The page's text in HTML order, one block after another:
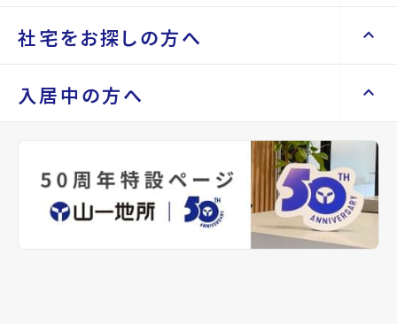
space_dashboard
土地を探す
エリアから探す
train
路線から探す
事業用・投資用を探す keyboard_arrow_right
不動産を貸すまでの流れ
空き家サポートサービス
不動産を売却したい keyboard_arrow_right
相続相談をしたい keyboard_arrow_right
不動産に投資したい keyboard_arrow_right
Renotta（リノッタ） keyboard_arrow_right
会社案内 keyboard_arrow_right
会社概要・沿革 keyboard_arrow_right
keyboard_arrow_right
パーパス keyboard_arrow_right
CM紹介
社宅をお探しの方へ keyboard_arrow_up
社宅をお探しの方へ keyboard_arrow_right
keyboard_arrow_right
レンタルオフィス keyboard_arrow_right
貸会議室 keyboard_arrow_right
open_in_new
入居中の方へ keyboard_arrow_up
keyboard_arrow_right
退去される方へ keyboard_arrow_right
※準備中 住まいのしおり（PDF）